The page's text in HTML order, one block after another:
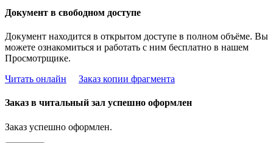
Документ в свободном доступе
Документ находится в открытом доступе в полном объёме. Вы
можете ознакомиться и работать с ним бесплатно в нашем
Просмотрщике.
Читать онлайн
Заказ копии фрагмента
Заказ в читальный зал успешно оформлен
Заказ успешно оформлен.